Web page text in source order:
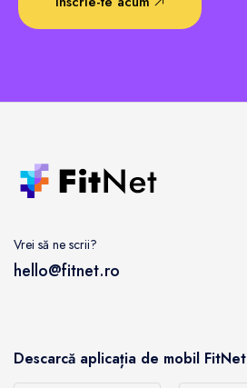
Vrei să ne scrii?
hello@fitnet.ro
Descarcă aplicația de mobil FitNet